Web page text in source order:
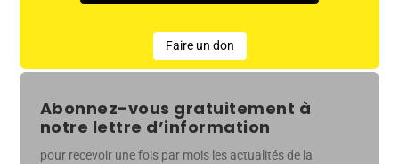
Faire un don
Abonnez-vous gratuitement à
notre lettre d’information
pour recevoir une fois par mois les actualités de la